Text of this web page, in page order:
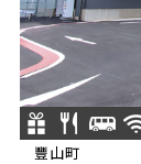
豐山町